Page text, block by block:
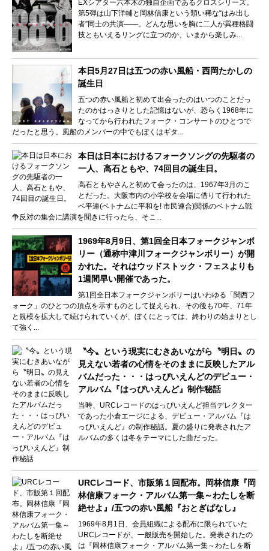
EXシアター六本木の独自企画であるクロスシリーズ。
第5弾は山下洋輔と岡林信康という類い稀な“はみ出し
者”同士の共演――。どんな思いを胸に二人が異種格闘
技ともいえるリングに立つのか、いまから楽しみ...
本日5月27日は五つの赤い風船・西岡たかしの
誕生日
五つの赤い風船と初めて出会ったのはいつのことだっ
たのかはっきりとした記憶はないが、恐らく1968年に
なってから行われたフォーク・コンサートのひとつで
だったと思う。風船のメンバーの中でもぼくはギタ...
本日は日本におけるフォークソングの先駆者の
一人、高石ともや、74回目の誕生日。
高石ともやさんと初めて会ったのは、1967年3月のこ
とだった。大阪市内の小学校を会場に借りて行われた
ベ平連(ベトナムに平和を! 市民連合)関係のベトナム戦
争反対の集会に講演を聞きに行ったら、そこ...
1969年8月9日、第1回全日本フォークジャンボ
リー（通称中津川フォークジャンボリー）が開
かれた。それはウッドストック・フェスよりも
1週間早い開催であった。
第1回全日本フォークジャンボリーはいわゆる「関西フ
ォーク」のひとつの頂点を示すものとして捉えられ、その後も70年、71年
と規模を拡大して続けられていくが、ぼくにとっては、終わりの始まりとし
て強く...
〝今〟という現実にむきあいながら〝明日〟の
見えない若者の心情をそのままに反映したアル
バムだった・・・はっぴいえんどのデビュー・
アルバム『はっぴいえんど』制作秘話
当時、URCレコードのはっぴいえんど担当デレクター
であった小倉エージによる、デビュー・アルバム『は
っぴいえんど』の制作秘話。夏の盛りに発表されたア
ルバムの多くは冬をテーマにした曲だった。
URCレコード、市販第１回配布。岡林信康『岡
林信康フォーク・アルバム第一集～わたしを断
絶せよ』/五つの赤い風船『おとぎばなし』
1969年8月1日、会員組織による配布に限られていた
URCレコードが、一般販売を開始した。発表されたの
は『岡林信康フォーク・アルバム第一集～わたしを断